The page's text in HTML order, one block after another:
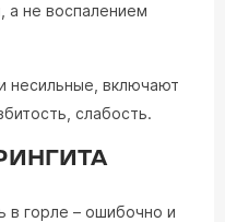
а не воспалением
несильные, включают
слабость.
в горле – ошибочно и